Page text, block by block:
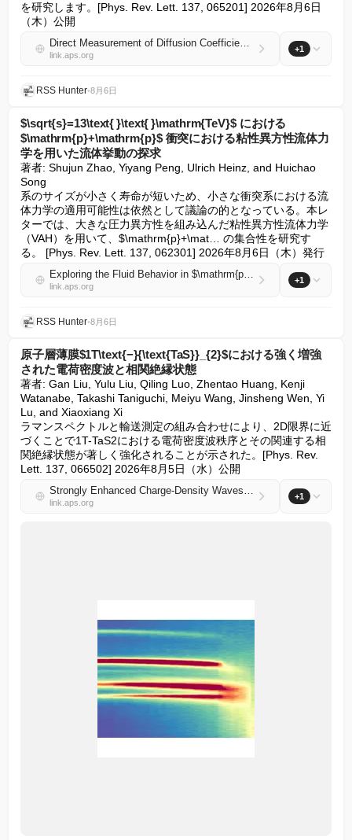
を研究します。[Phys. Rev. Lett. 137, 065201] 2026年8月6日
（木）公開
Direct Measurement of Diffusion Coefficients: Evidence for Diffusive Stochastic Heating in Collisionless Plasmas
link.aps.org
+1
RSS Hunter•8月6日
$\sqrt{s}=13\text{ }\text{ }\mathrm{TeV}$ における
$\mathrm{p}+\mathrm{p}$ 衝突における粘性異方性流体力
学を用いた流体挙動の探求
著者: Shujun Zhao, Yiyang Peng, Ulrich Heinz, and Huichao
Song
系のサイズが小さく寿命が短いため、小さな衝突系における流
体力学の適用可能性は依然として議論の的となっている。本レ
ターでは、大きな圧力異方性を組み込んだ粘性異方性流体力学
（VAH）を用いて、$\mathrm{p}+\mat… の集合性を研究す
る。 [Phys. Rev. Lett. 137, 062301] 2026年8月6日（木）発行
Exploring the Fluid Behavior in $\mathrm{p}+\mathrm{p}$ Collisions at $\sqrt{s}=13\text{ }\text{ }\mathrm{TeV}$ with Viscous Anisotropic Hydrodynamics
link.aps.org
+1
RSS Hunter•8月6日
原子層薄膜$1T\text{−}{\text{TaS}}_{2}$における強く増強
された電荷密度波と相関絶縁状態
著者: Gan Liu, Yulu Liu, Qiling Luo, Zhentao Huang, Kenji
Watanabe, Takashi Taniguchi, Meiyu Wang, Jinsheng Wen, Yi
Lu, and Xiaoxiang Xi
ラマンスペクトルと輸送測定の組み合わせにより、2D限界に近
づくことで1T-TaS2における電荷密度波秩序とその関連する相
関絶縁状態が著しく強化されることが示された。[Phys. Rev.
Lett. 137, 066502] 2026年8月5日（水）公開
Strongly Enhanced Charge-Density Waves and Correlated Insulating State in Atomically Thin $1T\text{−}{\text{TaS}}_{2}$
link.aps.org
+1